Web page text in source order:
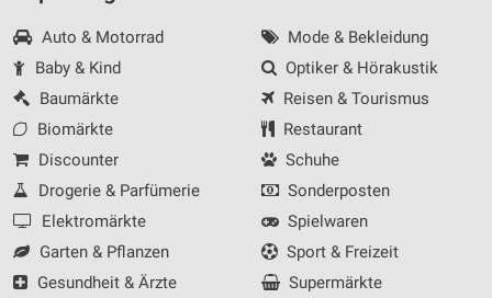
Auto & Motorrad
Baby & Kind
Baumärkte
Biomärkte
Discounter
Drogerie & Parfümerie
Elektromärkte
Garten & Pflanzen
Gesundheit & Ärzte
Mode & Bekleidung
Optiker & Hörakustik
Reisen & Tourismus
Restaurant
Schuhe
Sonderposten
Spielwaren
Sport & Freizeit
Supermärkte